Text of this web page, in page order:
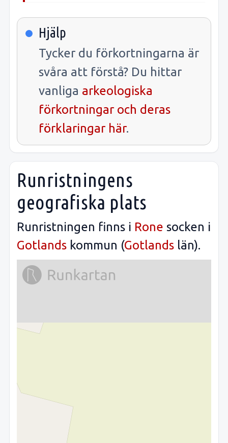
Hjälp
Tycker du förkortningarna är
svåra att förstå? Du hittar
vanliga arkeologiska
förkortningar och deras
förklaringar här.
Runristningens
geografiska plats
Runristningen finns i Rone socken i
Gotlands kommun (Gotlands län).